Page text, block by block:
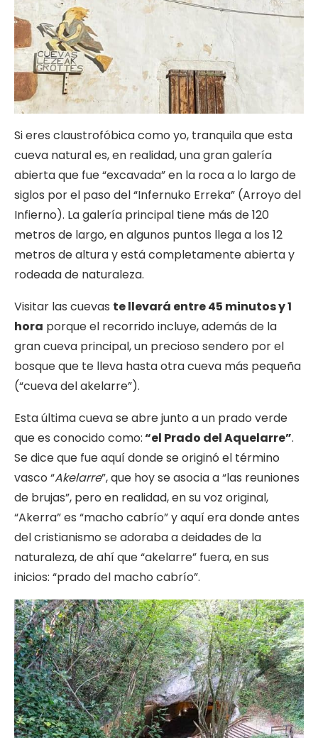
Si eres claustrofóbica como yo, tranquila que esta
cueva natural es, en realidad, una gran galería
abierta que fue “excavada” en la roca a lo largo de
siglos por el paso del “Infernuko Erreka” (Arroyo del
Infierno). La galería principal tiene más de 120
metros de largo, en algunos puntos llega a los 12
metros de altura y está completamente abierta y
rodeada de naturaleza.
Visitar las cuevas te llevará entre 45 minutos y 1
hora porque el recorrido incluye, además de la
gran cueva principal, un precioso sendero por el
bosque que te lleva hasta otra cueva más pequeña
(“cueva del akelarre”).
Esta última cueva se abre junto a un prado verde
que es conocido como:“el Prado del Aquelarre”.
Se dice que fue aquí donde se originó el término
vasco “Akelarre”, que hoy se asocia a “las reuniones
de brujas”, pero en realidad, en su voz original,
“Akerra” es “macho cabrío” y aquí era donde antes
del cristianismo se adoraba a deidades de la
naturaleza, de ahí que “akelarre” fuera, en sus
inicios: “prado del macho cabrío”.